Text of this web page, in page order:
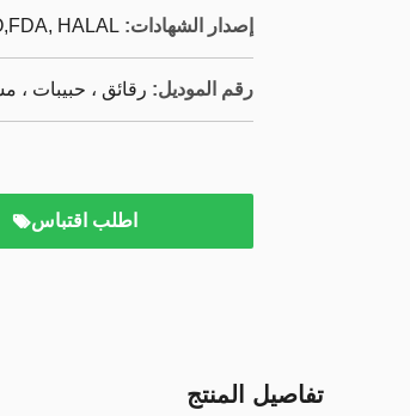
إصدار الشهادات: HALAL
رقم الموديل: رقائق ، حبيبات ،
اطلب اقتباس
تفاصيل المنتج